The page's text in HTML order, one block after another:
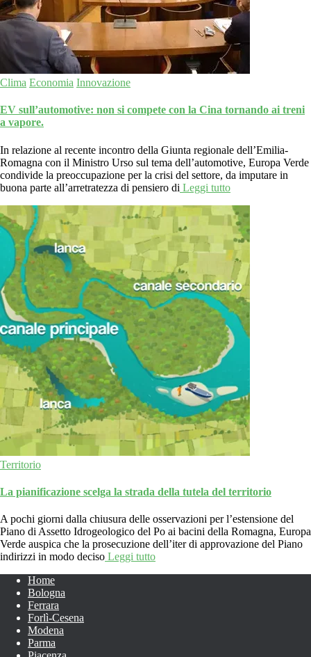
Clima Economia Innovazione
EV sull’automotive: non si compete con la Cina tornando ai treni
a vapore.
In relazione al recente incontro della Giunta regionale dell’Emilia-
Romagna con il Ministro Urso sul tema dell’automotive, Europa Verde
condivide la preoccupazione per la crisi del settore, da imputare in
buona parte all’arretratezza di pensiero di Leggi tutto
Territorio
La pianificazione scelga la strada della tutela del territorio
A pochi giorni dalla chiusura delle osservazioni per l’estensione del
Piano di Assetto Idrogeologico del Po ai bacini della Romagna, Europa
Verde auspica che la prosecuzione dell’iter di approvazione del Piano
indirizzi in modo deciso Leggi tutto
Home
Bologna
Ferrara
Forlì-Cesena
Modena
Parma